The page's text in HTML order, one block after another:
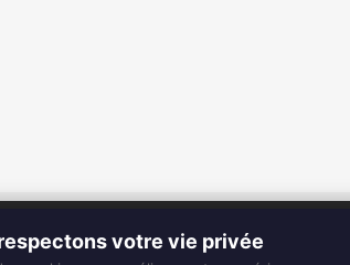
Fixe : 0596 63 25 94
votre vie privée